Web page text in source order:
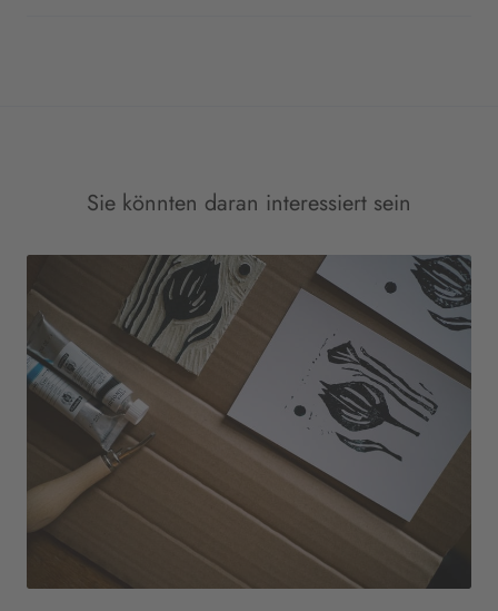
Sie könnten daran interessiert sein